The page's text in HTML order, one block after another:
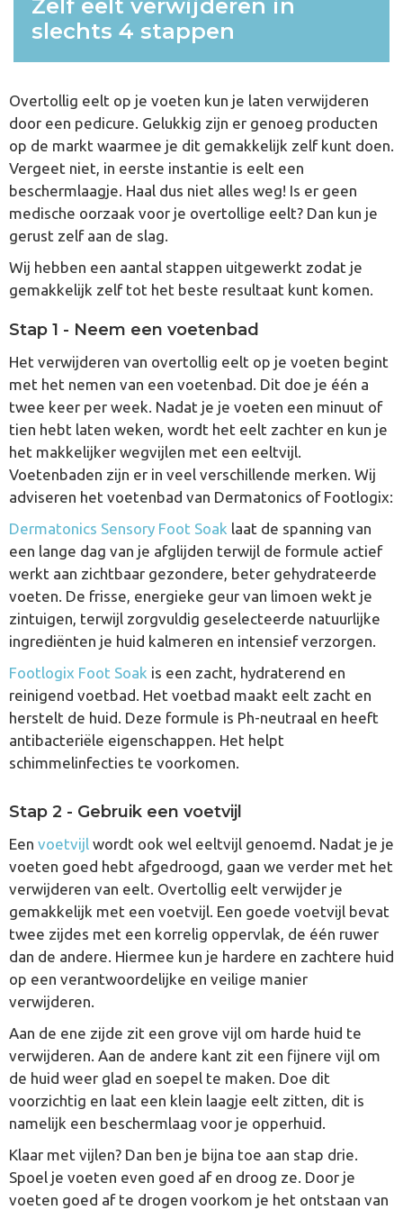
Zelf eelt verwijderen in
slechts 4 stappen
Overtollig eelt op je voeten kun je laten verwijderen
door een pedicure. Gelukkig zijn er genoeg producten
op de markt waarmee je dit gemakkelijk zelf kunt doen.
Vergeet niet, in eerste instantie is eelt een
beschermlaagje. Haal dus niet alles weg! Is er geen
medische oorzaak voor je overtollige eelt? Dan kun je
gerust zelf aan de slag.
Wij hebben een aantal stappen uitgewerkt zodat je
gemakkelijk zelf tot het beste resultaat kunt komen.
Stap 1 - Neem een voetenbad
Het verwijderen van overtollig eelt op je voeten begint
met het nemen van een voetenbad. Dit doe je één a
twee keer per week. Nadat je je voeten een minuut of
tien hebt laten weken, wordt het eelt zachter en kun je
het makkelijker wegvijlen met een eeltvijl.
Voetenbaden zijn er in veel verschillende merken. Wij
adviseren het voetenbad van Dermatonics of Footlogix:
Dermatonics Sensory Foot Soak laat de spanning van
een lange dag van je afglijden terwijl de formule actief
werkt aan zichtbaar gezondere, beter gehydrateerde
voeten. De frisse, energieke geur van limoen wekt je
zintuigen, terwijl zorgvuldig geselecteerde natuurlijke
ingrediënten je huid kalmeren en intensief verzorgen.
Footlogix Foot Soak is een zacht, hydraterend en
reinigend voetbad. Het voetbad maakt eelt zacht en
herstelt de huid. Deze formule is Ph-neutraal en heeft
antibacteriële eigenschappen. Het helpt
schimmelinfecties te voorkomen.
Stap 2 - Gebruik een voetvijl
Een voetvijl wordt ook wel eeltvijl genoemd. Nadat je je
voeten goed hebt afgedroogd, gaan we verder met het
verwijderen van eelt. Overtollig eelt verwijder je
gemakkelijk met een voetvijl. Een goede voetvijl bevat
twee zijdes met een korrelig oppervlak, de één ruwer
dan de andere. Hiermee kun je hardere en zachtere huid
op een verantwoordelijke en veilige manier
verwijderen.
Aan de ene zijde zit een grove vijl om harde huid te
verwijderen. Aan de andere kant zit een fijnere vijl om
de huid weer glad en soepel te maken. Doe dit
voorzichtig en laat een klein laagje eelt zitten, dit is
namelijk een beschermlaag voor je opperhuid.
Klaar met vijlen? Dan ben je bijna toe aan stap drie.
Spoel je voeten even goed af en droog ze. Door je
voeten goed af te drogen voorkom je het ontstaan van